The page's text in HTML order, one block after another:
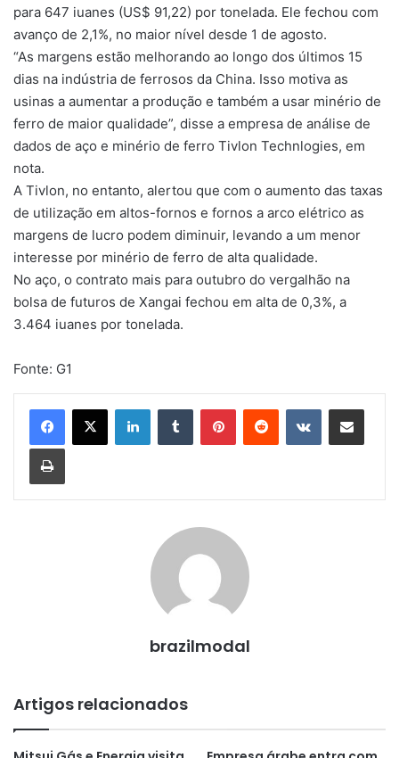
para 647 iuanes (US$ 91,22) por tonelada. Ele fechou com
avanço de 2,1%, no maior nível desde 1 de agosto.
“As margens estão melhorando ao longo dos últimos 15
dias na indústria de ferrosos da China. Isso motiva as
usinas a aumentar a produção e também a usar minério de
ferro de maior qualidade”, disse a empresa de análise de
dados de aço e minério de ferro Tivlon Technlogies, em
nota.
A Tivlon, no entanto, alertou que com o aumento das taxas
de utilização em altos-fornos e fornos a arco elétrico as
margens de lucro podem diminuir, levando a um menor
interesse por minério de ferro de alta qualidade.
No aço, o contrato mais para outubro do vergalhão na
bolsa de futuros de Xangai fechou em alta de 0,3%, a
3.464 iuanes por tonelada.
Fonte: G1
LinkedinTumblr PinterestReddit VK Compartilhar via e-mail
Imprimir
brazilmodal
Artigos relacionados